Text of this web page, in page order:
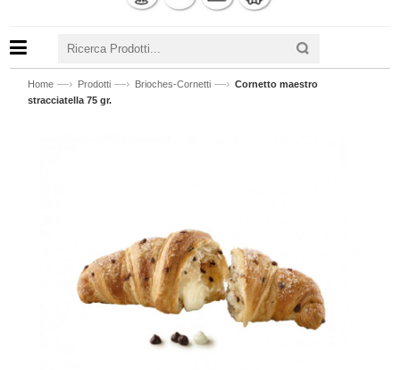
Home —› Prodotti —› Brioches-Cornetti —› Cornetto maestro
stracciatella 75 gr.